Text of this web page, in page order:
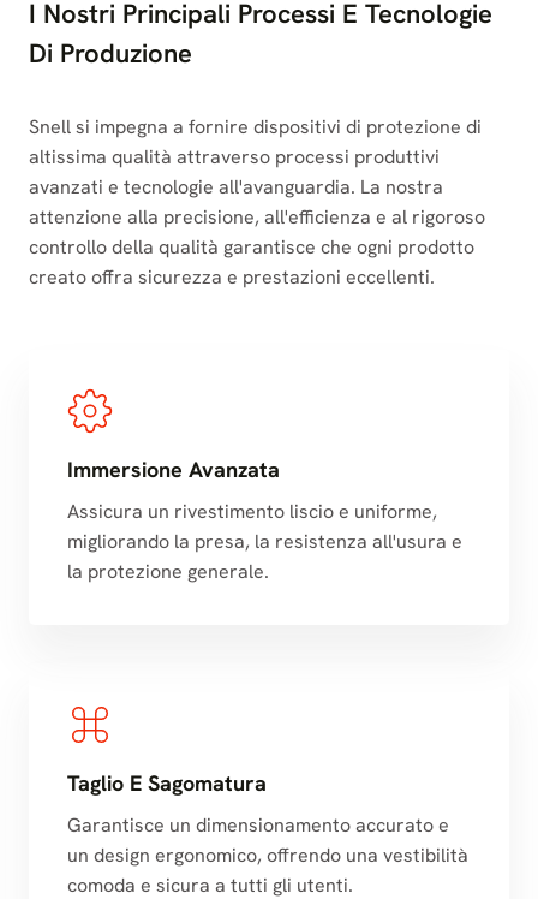
I Nostri Principali Processi E Tecnologie
Di Produzione
Snell si impegna a fornire dispositivi di protezione di
altissima qualità attraverso processi produttivi
avanzati e tecnologie all'avanguardia. La nostra
attenzione alla precisione, all'efficienza e al rigoroso
controllo della qualità garantisce che ogni prodotto
creato offra sicurezza e prestazioni eccellenti.
Immersione Avanzata
Assicura un rivestimento liscio e uniforme,
migliorando la presa, la resistenza all'usura e
la protezione generale.
Taglio E Sagomatura
Garantisce un dimensionamento accurato e
un design ergonomico, offrendo una vestibilità
comoda e sicura a tutti gli utenti.